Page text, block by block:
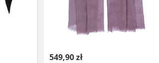
549,90 zł